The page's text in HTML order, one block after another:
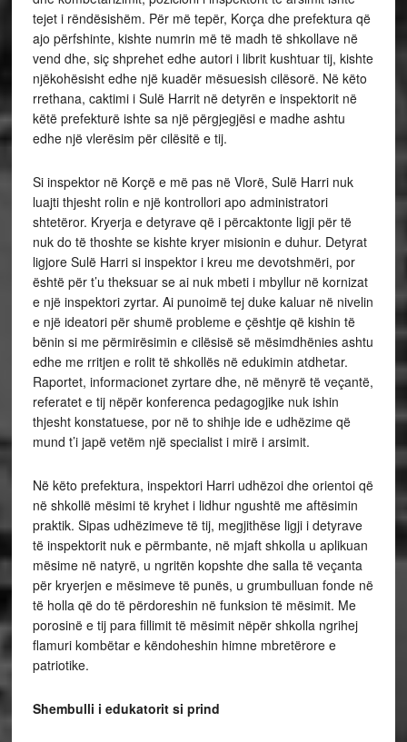
tejet i rëndësishëm. Për më tepër, Korça dhe prefektura që
ajo përfshinte, kishte numrin më të madh të shkollave në
vend dhe, siç shprehet edhe autori i librit kushtuar tij, kishte
njëkohësisht edhe një kuadër mësuesish cilësorë. Në këto
rrethana, caktimi i Sulë Harrit në detyrën e inspektorit në
këtë prefekturë ishte sa një përgjegjësi e madhe ashtu
edhe një vlerësim për cilësitë e tij.
Si inspektor në Korçë e më pas në Vlorë, Sulë Harri nuk
luajti thjesht rolin e një kontrollori apo administratori
shtetëror. Kryerja e detyrave që i përcaktonte ligji për të
nuk do të thoshte se kishte kryer misionin e duhur. Detyrat
ligjore Sulë Harri si inspektor i kreu me devotshmëri, por
është për t’u theksuar se ai nuk mbeti i mbyllur në kornizat
e një inspektori zyrtar. Ai punoimë tej duke kaluar në nivelin
e një ideatori për shumë probleme e çështje që kishin të
bënin si me përmirësimin e cilësisë së mësimdhënies ashtu
edhe me rritjen e rolit të shkollës në edukimin atdhetar.
Raportet, informacionet zyrtare dhe, në mënyrë të veçantë,
referatet e tij nëpër konferenca pedagogjike nuk ishin
thjesht konstatuese, por në to shihje ide e udhëzime që
mund t’i japë vetëm një specialist i mirë i arsimit.
Në këto prefektura, inspektori Harri udhëzoi dhe orientoi që
në shkollë mësimi të kryhet i lidhur ngushtë me aftësimin
praktik. Sipas udhëzimeve të tij, megjithëse ligji i detyrave
të inspektorit nuk e përmbante, në mjaft shkolla u aplikuan
mësime në natyrë, u ngritën kopshte dhe salla të veçanta
për kryerjen e mësimeve të punës, u grumbulluan fonde në
të holla që do të përdoreshin në funksion të mësimit. Me
porosinë e tij para fillimit të mësimit nëpër shkolla ngrihej
flamuri kombëtar e këndoheshin himne mbretërore e
patriotike.
Shembulli i edukatorit si prind